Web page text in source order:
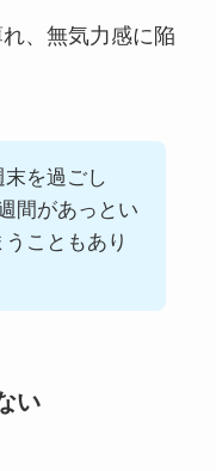
、無気力感に陥
を過ごし
間があっとい
こともあり
い